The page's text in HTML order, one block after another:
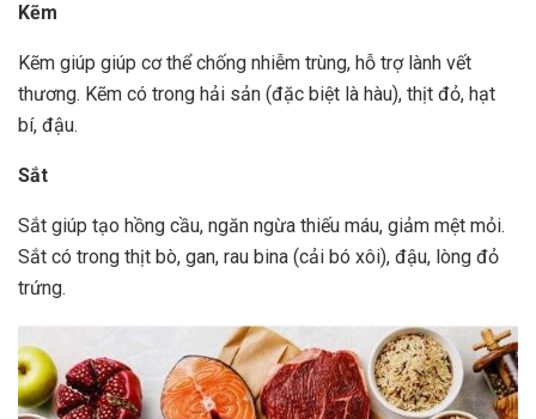
Kẽm
Kẽm giúp giúp cơ thể chống nhiễm trùng, hỗ trợ lành vết
thương. Kẽm có trong hải sản (đặc biệt là hàu), thịt đỏ, hạt
bí, đậu.
Sắt
Sắt giúp tạo hồng cầu, ngăn ngừa thiếu máu, giảm mệt mỏi.
Sắt có trong thịt bò, gan, rau bina (cải bó xôi), đậu, lòng đỏ
trứng.